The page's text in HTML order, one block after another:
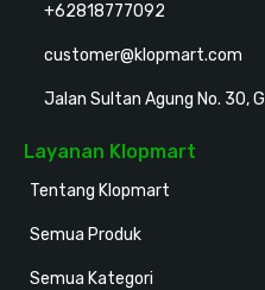
+62818777092
customer@klopmart.com
Jalan Sultan Agung No. 30,
Layanan Klopmart
Tentang Klopmart
Semua Produk
Semua Kategori